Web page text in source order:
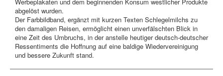
abgelöst wurden.
Der Farbbildband, ergänzt mit kurzen Texten Schlegelmilchs zu
den damaligen Reisen, ermöglicht einen unverfälschten Blick in
eine Zeit des Umbruchs, in der anstelle heutiger deutsch-deutscher
Ressentiments die Hoffnung auf eine baldige Wiedervereinigung
und bessere Zukunft stand.